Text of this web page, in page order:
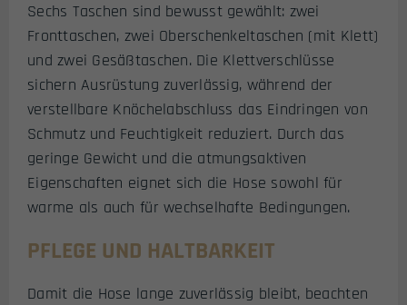
Sechs Taschen sind bewusst gewählt: zwei
Fronttaschen, zwei Oberschenkeltaschen (mit Klett)
und zwei Gesäßtaschen. Die Klettverschlüsse
sichern Ausrüstung zuverlässig, während der
verstellbare Knöchelabschluss das Eindringen von
Schmutz und Feuchtigkeit reduziert. Durch das
geringe Gewicht und die atmungsaktiven
Eigenschaften eignet sich die Hose sowohl für
warme als auch für wechselhafte Bedingungen.
PFLEGE UND HALTBARKEIT
Damit die Hose lange zuverlässig bleibt, beachten